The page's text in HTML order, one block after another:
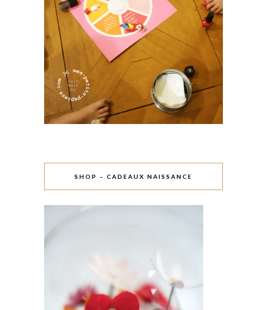
SHOP – CADEAUX NAISSANCE